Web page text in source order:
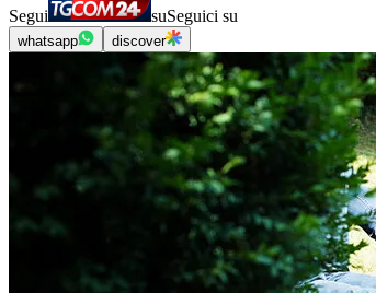
Segui suSeguici su
whatsapp discover